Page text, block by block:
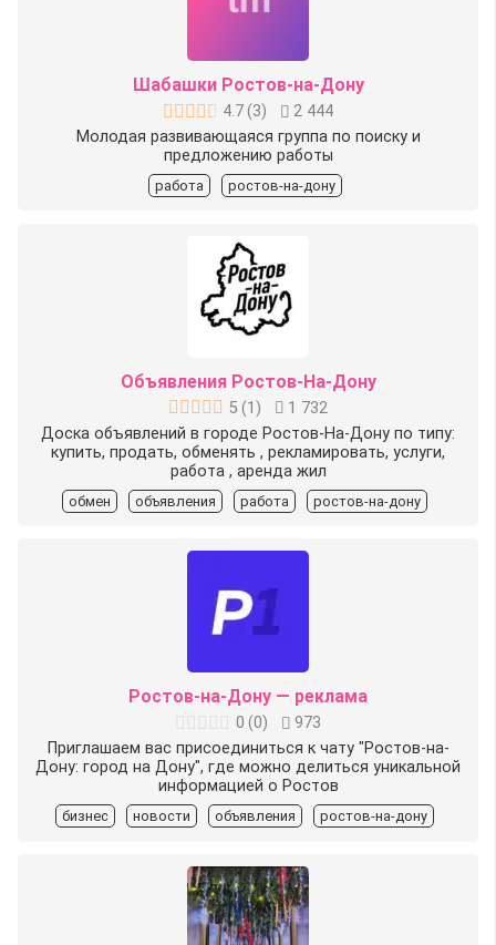
Шабашки Ростов-на-Дону
4.7(3)
2 444
Молодая развивающаяся группа по поиску и
предложению работы
работа ростов-на-дону
Объявления Ростов-На-Дону
5 (1 )
1 732
Доска объявлений в городе Ростов-На-Дону по типу:
купить, продать, обменять , рекламировать, услуги,
работа , аренда жил
обмен объявления работа ростов-на-дону
Ростов-на-Дону — реклама
0 (0)
973
Приглашаем вас присоединиться к чату "Ростов-на-
Дону: город на Дону", где можно делиться уникальной
информацией о Ростов
бизнес новости объявления ростов-на-дону